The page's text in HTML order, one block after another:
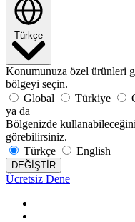
Türkçe
Konumunuza özel ürünleri
bölgeyi seçin.
Global
Türkiye
ya da
Bölgenizde
görebilirsiniz.
Türkçe
English
DEĞİŞTİR
Ücretsiz Dene